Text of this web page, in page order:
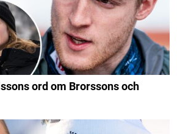
ord om Brorssons och